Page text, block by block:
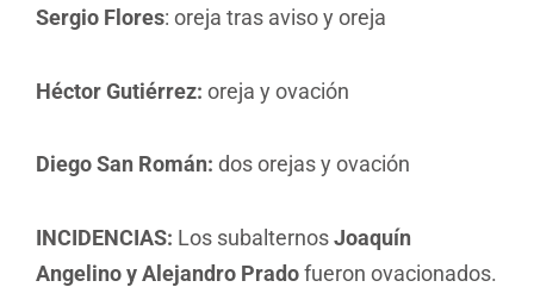
Sergio Flores: oreja tras aviso y oreja
Héctor Gutiérrez: oreja y ovación
Diego San Román: dos orejas y ovación
INCIDENCIAS: Los subalternosJoaquín
Angelino y Alejandro Pradofueron ovacionados.